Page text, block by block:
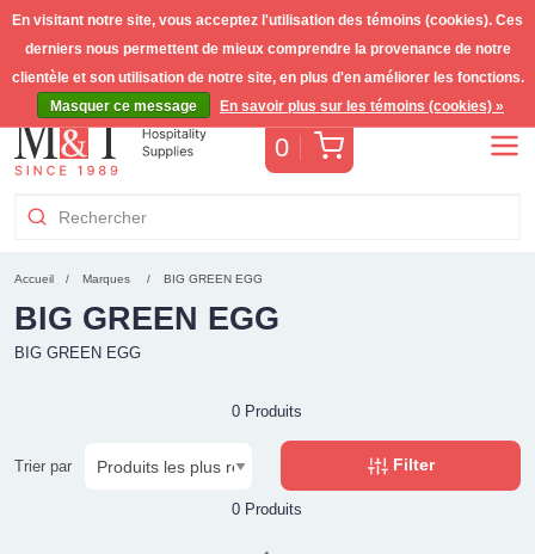
0 Panier
Accueil Marques BIG GREEN EGG
BIG GREEN EGG
BIG GREEN EGG
0 Produits
Trier par Filter
0 Produits
En visitant notre site, vous acceptez l'utilisation des témoins (cookies). Ces
derniers nous permettent de mieux comprendre la provenance de notre
clientèle et son utilisation de notre site, en plus d'en améliorer les fonctions.
Masquer ce message
En savoir plus sur les témoins (cookies) »